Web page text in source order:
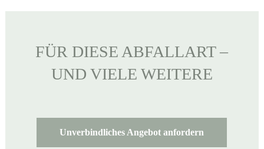
FÜR DIESE ABFALLART –
UND VIELE WEITERE
Unverbindliches Angebot anfordern